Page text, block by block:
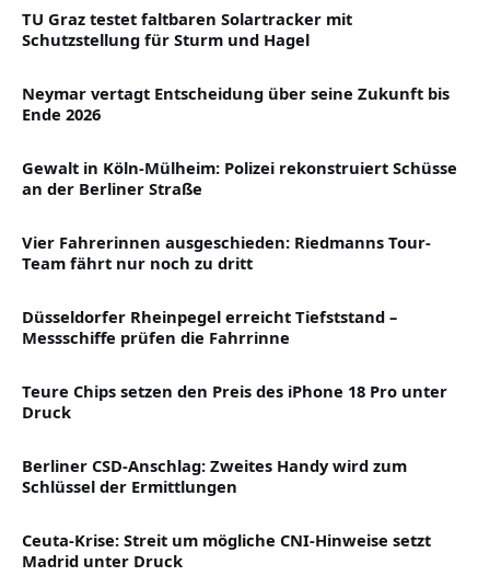
TU Graz testet faltbaren Solartracker mit
Schutzstellung für Sturm und Hagel
Neymar vertagt Entscheidung über seine Zukunft bis
Ende 2026
Gewalt in Köln-Mülheim: Polizei rekonstruiert Schüsse
an der Berliner Straße
Vier Fahrerinnen ausgeschieden: Riedmanns Tour-
Team fährt nur noch zu dritt
Düsseldorfer Rheinpegel erreicht Tiefststand –
Messschiffe prüfen die Fahrrinne
Teure Chips setzen den Preis des iPhone 18 Pro unter
Druck
Berliner CSD-Anschlag: Zweites Handy wird zum
Schlüssel der Ermittlungen
Ceuta-Krise: Streit um mögliche CNI-Hinweise setzt
Madrid unter Druck